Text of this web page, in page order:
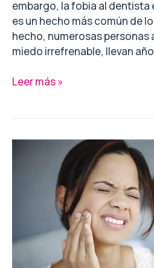
embargo, la fobia al dentista
es un hecho más común de
hecho, numerosas personas
miedo irrefrenable, llevan
Leer más »